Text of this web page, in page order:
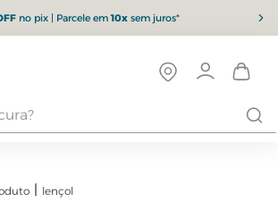
no pix | Parcele em10xsem juros*
lençol